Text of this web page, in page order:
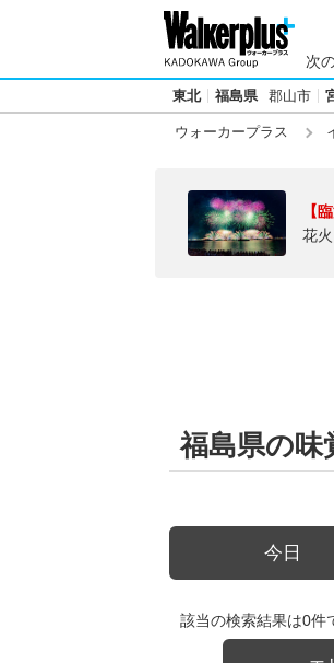
次
東北 福島県 郡山市
ウォーカープラス
【
花
福島県の味
今日
該当の検索結果は0件